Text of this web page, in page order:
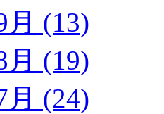
月 (13)
月 (19)
月 (24)